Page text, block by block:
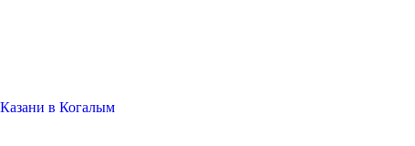
в Когалым